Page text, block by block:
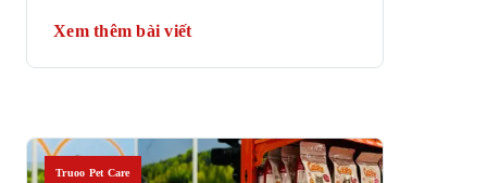
Xem thêm bài viết
Truoo Pet Care